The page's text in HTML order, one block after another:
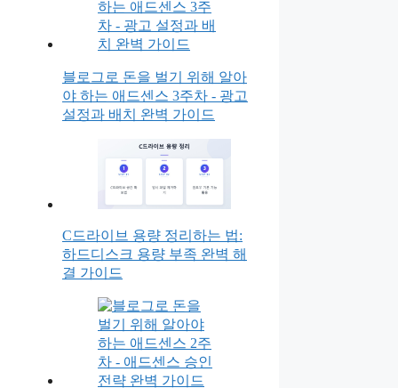
블로그로 돈을 벌기 위해 알아
야 하는 애드센스 3주차 - 광고
설정과 배치 완벽 가이드
C드라이브 용량 정리하는 법:
하드디스크 용량 부족 완벽 해
결 가이드